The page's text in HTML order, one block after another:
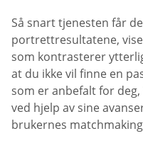
Så snart tjenesten får
portrettresultatene,
som kontrasterer
at du ikke vil finne en
som er anbefalt for
ved hjelp av sine
brukernes